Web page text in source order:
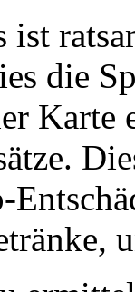
ist
die
Karte